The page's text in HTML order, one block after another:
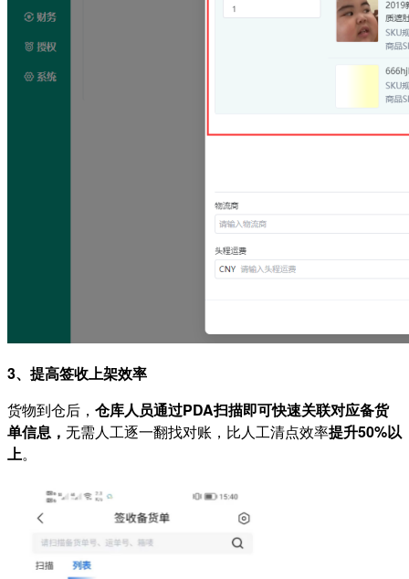
3、 提高签收上架效率
货物到仓后， 仓库人员通过PDA扫描即可快速关联对应备货
单信息， 无需人工逐一翻找对账，比人工清点效率提升50%以
上。